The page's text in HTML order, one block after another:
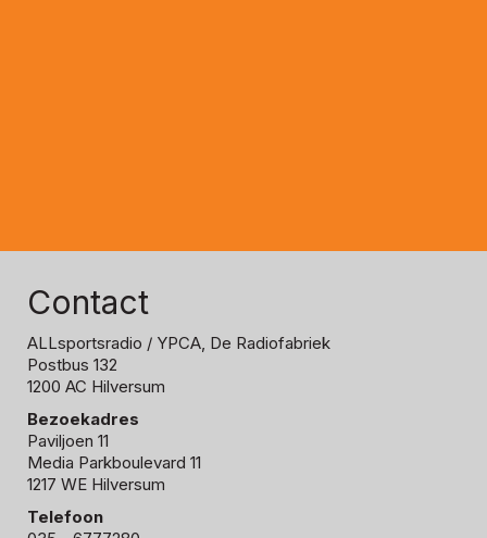
Contact
ALLsportsradio / YPCA, De Radiofabriek
Postbus 132
1200 AC Hilversum
Bezoekadres
Paviljoen 11
Media Parkboulevard 11
1217 WE Hilversum
Telefoon